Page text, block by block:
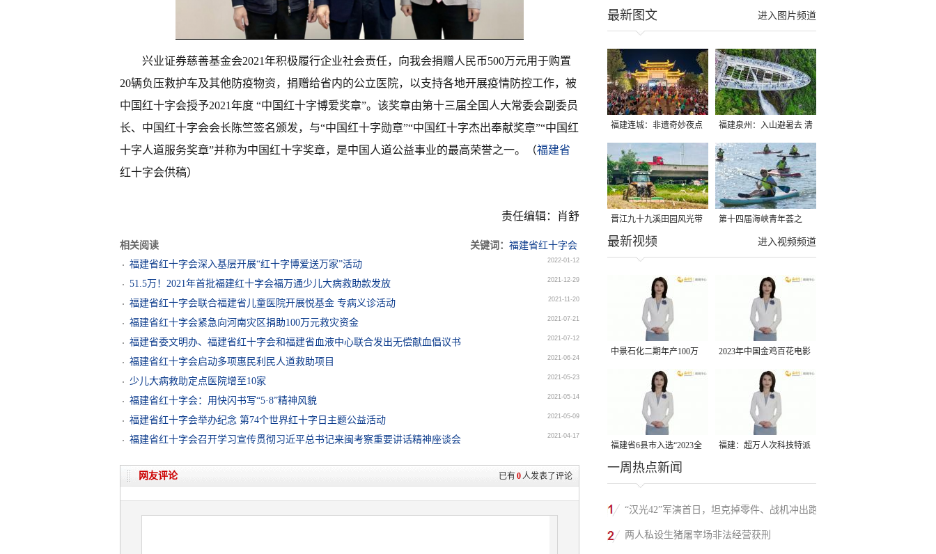
兴业证券慈善基金会2021年积极履行企业社会责任，向我会捐赠人民币500万元用于购置
20辆负压救护车及其他防疫物资，捐赠给省内的公立医院，以支持各地开展疫情防控工作，被
中国红十字会授予2021年度 “中国红十字博爱奖章”。该奖章由第十三届全国人大常委会副委员
长、中国红十字会会长陈竺签名颁发，与“中国红十字勋章”“中国红十字杰出奉献奖章”“中国红
十字人道服务奖章”并称为中国红十字奖章，是中国人道公益事业的最高荣誉之一。（福建省
红十字会供稿）
责任编辑：肖舒
相关阅读 关键词： 福建省红十字会
福建省红十字会深入基层开展“红十字博爱送万家”活动
2022-01-12
51.5万！2021年首批福建红十字会福万通少儿大病救助款发放 2021-12-29
福建省红十字会联合福建省儿童医院开展悦基金 专病义诊活动 2021-11-20
福建省红十字会紧急向河南灾区捐助100万元救灾资金 2021-07-21
福建省委文明办、福建省红十字会和福建省血液中心联合发出无偿献血倡议书 2021-07-12
福建省红十字会启动多项惠民利民人道救助项目 2021-06-24
少儿大病救助定点医院增至10家 2021-05-23
福建省红十字会：用快闪书写“5·8”精神风貌 2021-05-14
福建省红十字会举办纪念 第74个世界红十字日主题公益活动 2021-05-09
福建省红十字会召开学习宣传贯彻习近平总书记来闽考察重要讲话精神座谈会 2021-04-17
已有0人发表了评论
网友评论
进入图片频道
最新图文
福建连城：非遗奇妙夜点
亮夏夜
福建泉州：入山避暑去 清
凉好惬意
晋江九十九溪田园风光带
千亩早稻迎来成熟收割季
第十四届海峡青年荟之
2026榕台青年大学生水上
进入视频频道
最新视频
中景石化二期年产100万
吨丙烷脱氢项目建成中交
2023年中国金鸡百花电影
节有福电影巡展31日启动
福建省6县市入选“2023全
国县域发展潜力百强县”
福建：超万人次科技特派
一周热点新闻
“汉光42”军演首日，坦克掉零件、战机冲出跑
道、赖清德逃跑……螺丝都拧不紧，台军能打
两人私设生猪屠宰场非法经营获刑